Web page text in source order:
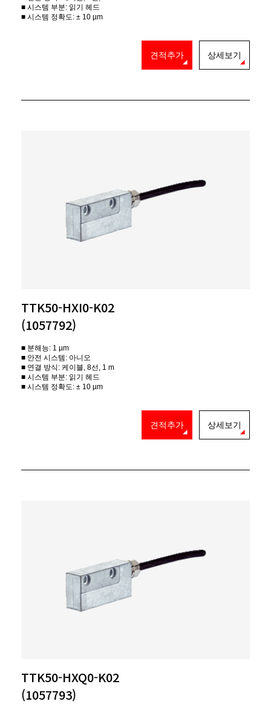
■ 시스템 부분: 읽기 헤드
■ 시스템 정확도: ± 10 µm
견적추가 상세보기
TTK50-HXI0-K02
(1057792)
■ 분해능: 1 µm
■ 안전 시스템: 아니오
■ 연결 방식: 케이블, 8선, 1 m
■ 시스템 부분: 읽기 헤드
■ 시스템 정확도: ± 10 µm
견적추가 상세보기
TTK50-HXQ0-K02
(1057793)